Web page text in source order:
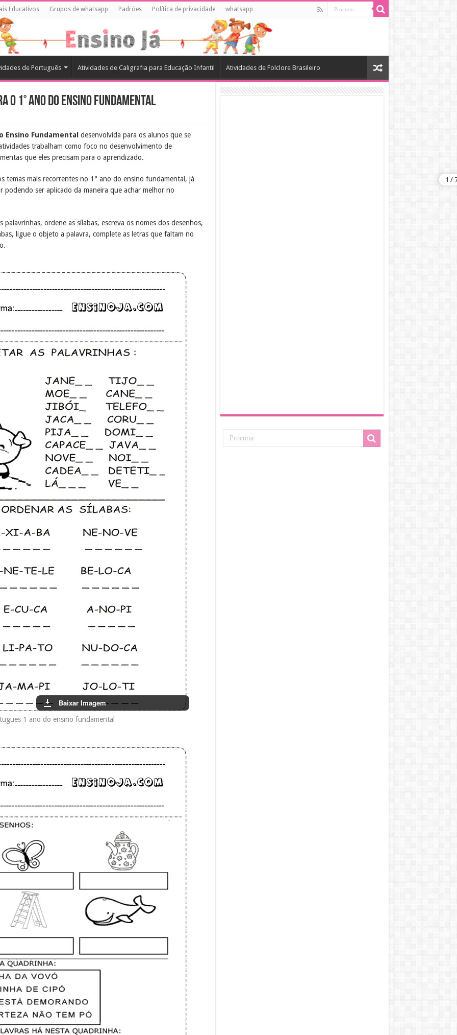
Educativos Grupos de whatsapp Padrões Política de privacidade whatsapp
de Português Atividades de Caligrafia para Educação Infantil Atividades de Folclore Brasileiro
o 1° ano do Ensino Fundamental
Ensino Fundamental desenvolvida para os alunos que se
trabalham como foco no desenvolvimento de
que eles precisam para o aprendizado.
temas mais recorrentes no 1° ano do ensino fundamental, já
podendo ser aplicado da maneira que achar melhor no
palavrinhas, ordene as sílabas, escreva os nomes dos desenhos,
ligue o objeto a palavra, complete as letras que faltam no
Baixar Imagem
1 ano do ensino fundamental